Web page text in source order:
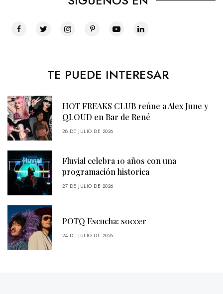
TE PUEDE INTERESAR
HOT FREAKS CLUB reúne a Alex June y
QLOUD en Bar de René
28 DE JULIO DE 2026
Fluvial celebra 10 años con una
programación historica
27 DE JULIO DE 2026
POTQ Escucha: soccer
24 DE JULIO DE 2026